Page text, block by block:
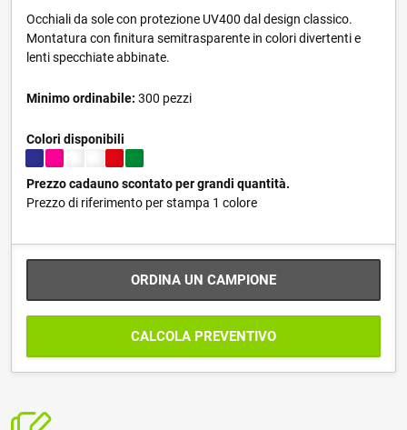
Occhiali da sole con protezione UV400 dal design classico.
Montatura con finitura semitrasparente in colori divertenti e
lenti specchiate abbinate.
Minimo ordinabile: 300 pezzi
Colori disponibili
Prezzo cadauno scontato per grandi quantità.
Prezzo di riferimento per stampa 1 colore
ORDINA UN CAMPIONE
CALCOLA PREVENTIVO